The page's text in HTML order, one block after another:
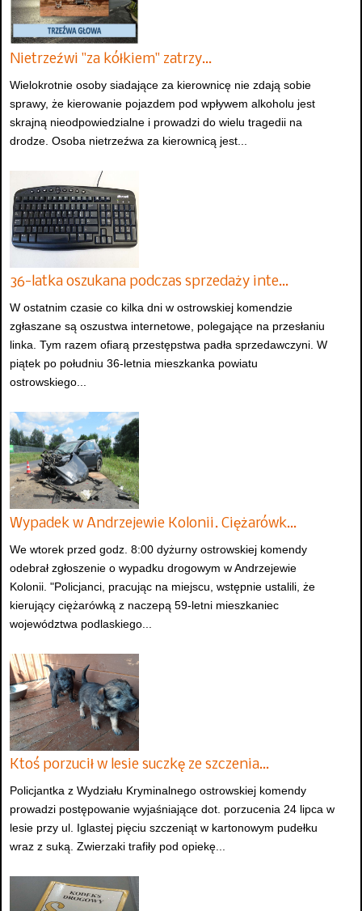
Nietrzeźwi "za kółkiem" zatrzy…
Wielokrotnie osoby siadające za kierownicę nie zdają sobie
sprawy, że kierowanie pojazdem pod wpływem alkoholu jest
skrajną nieodpowiedzialne i prowadzi do wielu tragedii na
drodze. Osoba nietrzeźwa za kierownicą jest...
36-latka oszukana podczas sprzedaży inte…
W ostatnim czasie co kilka dni w ostrowskiej komendzie
zgłaszane są oszustwa internetowe, polegające na przesłaniu
linka. Tym razem ofiarą przestępstwa padła sprzedawczyni. W
piątek po południu 36-letnia mieszkanka powiatu
ostrowskiego...
Wypadek w Andrzejewie Kolonii. Ciężarówk…
We wtorek przed godz. 8:00 dyżurny ostrowskiej komendy
odebrał zgłoszenie o wypadku drogowym w Andrzejewie
Kolonii. "Policjanci, pracując na miejscu, wstępnie ustalili, że
kierujący ciężarówką z naczepą 59-letni mieszkaniec
województwa podlaskiego...
Ktoś porzucił w lesie suczkę ze szczenia…
Policjantka z Wydziału Kryminalnego ostrowskiej komendy
prowadzi postępowanie wyjaśniające dot. porzucenia 24 lipca w
lesie przy ul. Iglastej pięciu szczeniąt w kartonowym pudełku
wraz z suką. Zwierzaki trafiły pod opiekę...